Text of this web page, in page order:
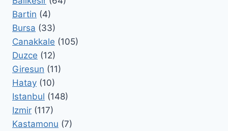
Bartin (4)
Bursa (33)
Canakkale (105)
Duzce (12)
Giresun (11)
Hatay (10)
Istanbul (148)
Izmir (117)
Kastamonu (7)